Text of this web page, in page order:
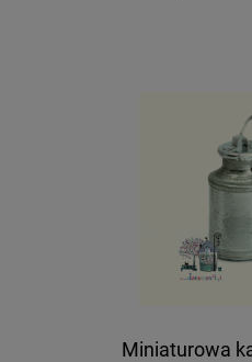
Miniaturowa